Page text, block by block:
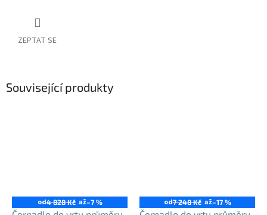
ZEPTAT SE
Související produkty
od4 828 Kč až–7 % od7 248 Kč až–17 %